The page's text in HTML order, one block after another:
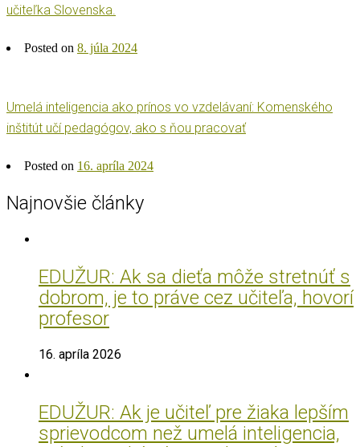
učiteľka Slovenska.
Posted on 8. júla 2024
Umelá inteligencia ako prínos vo vzdelávaní: Komenského
inštitút učí pedagógov, ako s ňou pracovať
Posted on 16. apríla 2024
Najnovšie články
EDUŽUR: Ak sa dieťa môže stretnúť s
dobrom, je to práve cez učiteľa, hovorí
profesor
16. apríla 2026
EDUŽUR: Ak je učiteľ pre žiaka lepším
sprievodcom než umelá inteligencia,